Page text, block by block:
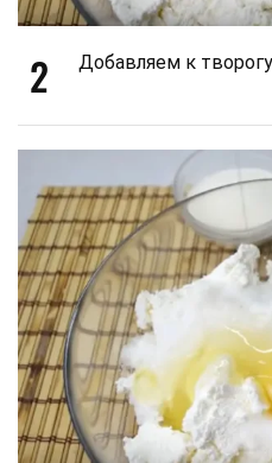
2 Добавляем к